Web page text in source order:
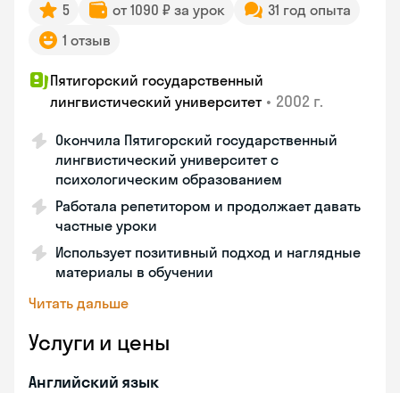
5 от 1090 ₽ за урок
31 год опыта
1 отзыв
Пятигорский государственный
лингвистический университет • 2002 г.
Окончила Пятигорский государственный
лингвистический университет с
психологическим образованием
Работала репетитором и продолжает давать
частные уроки
Использует позитивный подход и наглядные
материалы в обучении
Читать дальше
Услуги и цены
Английский язык